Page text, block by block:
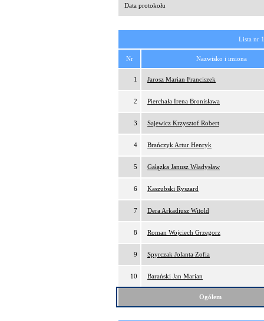
Data protokołu
Lista nr
Nr Nazwisko i imiona
1 Jarosz Marian Franciszek
2 Pierchała Irena Bronisława
3 Sajewicz Krzysztof Robert
4 Brańczyk Artur Henryk
5 Gałązka Janusz Władysław
6 Kaszubski Ryszard
7 Dera Arkadiusz Witold
8 Roman Wojciech Grzegorz
9 Spyrczak Jolanta Zofia
10 Barański Jan Marian
Ogółem